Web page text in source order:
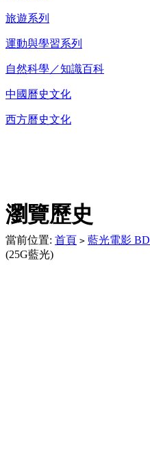
旅遊系列
運動與學習系列
自然科學／知識百科
中國曆史文化
西方曆史文化
瀏覽歷史
當前位置: 首頁 > 藍光電影 BD
(25G藍光)